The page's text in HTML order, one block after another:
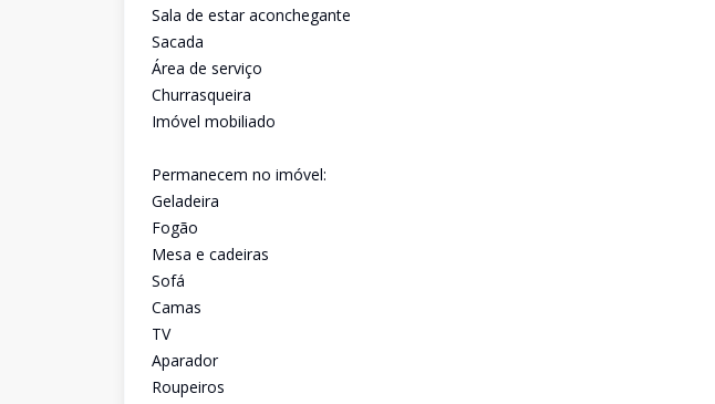
Sala de estar aconchegante
Sacada
Área de serviço
Churrasqueira
Imóvel mobiliado
Permanecem no imóvel:
Geladeira
Fogão
Mesa e cadeiras
Sofá
Camas
TV
Aparador
Roupeiros